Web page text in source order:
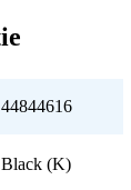
44844616
Black (K)